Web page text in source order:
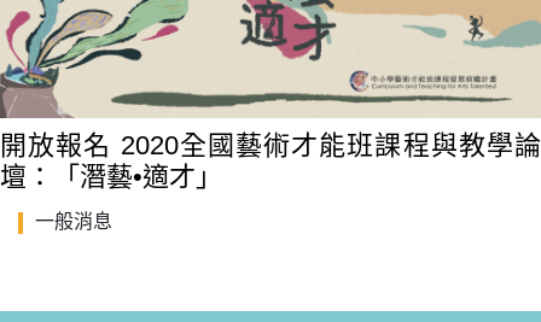
開放報名 2020全國藝術才能班課程與教學論
壇：「潛藝•適才」
一般消息